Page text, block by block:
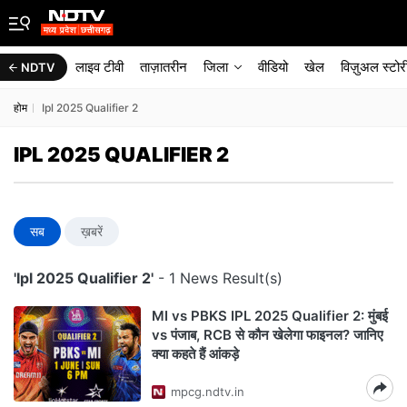
NDTV लाइव टीवी ताज़ातरीन जिला वीडियो खेल विज़ुअल
होम Ipl 2025 Qualifier 2
IPL 2025 QUALIFIER 2
सब ख़बरें
'Ipl 2025 Qualifier 2' - 1 News Result(s)
MI vs PBKS IPL 2025 Qualifier 2: मुंबई
vs पंजाब, RCB से कौन खेलेगा फाइनल? जानिए
क्या कहते हैं आंकड़े
mpcg.ndtv.in